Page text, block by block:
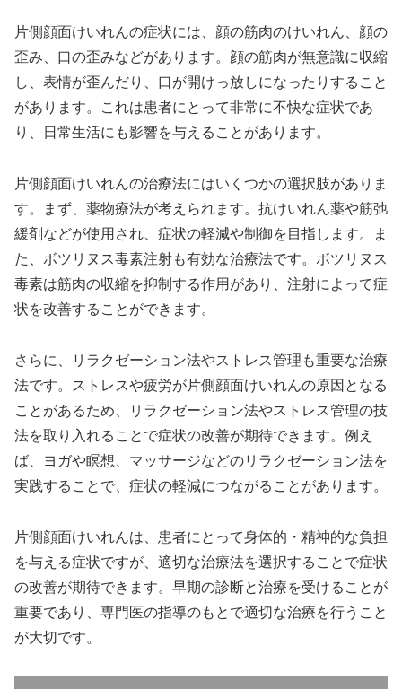
片側顔面けいれんの症状には、顔の筋肉のけいれん、顔の
歪み、口の歪みなどがあります。顔の筋肉が無意識に収縮
し、表情が歪んだり、口が開けっ放しになったりすること
があります。これは患者にとって非常に不快な症状であ
り、日常生活にも影響を与えることがあります。
片側顔面けいれんの治療法にはいくつかの選択肢がありま
す。まず、薬物療法が考えられます。抗けいれん薬や筋弛
緩剤などが使用され、症状の軽減や制御を目指します。ま
た、ボツリヌス毒素注射も有効な治療法です。ボツリヌス
毒素は筋肉の収縮を抑制する作用があり、注射によって症
状を改善することができます。
さらに、リラクゼーション法やストレス管理も重要な治療
法です。ストレスや疲労が片側顔面けいれんの原因となる
ことがあるため、リラクゼーション法やストレス管理の技
法を取り入れることで症状の改善が期待できます。例え
ば、ヨガや瞑想、マッサージなどのリラクゼーション法を
実践することで、症状の軽減につながることがあります。
片側顔面けいれんは、患者にとって身体的・精神的な負担
を与える症状ですが、適切な治療法を選択することで症状
の改善が期待できます。早期の診断と治療を受けることが
重要であり、専門医の指導のもとで適切な治療を行うこと
が大切です。